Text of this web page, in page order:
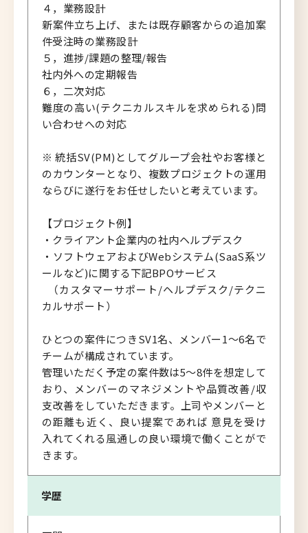
４，業務設計
新案件立ち上げ、または既存顧客からの追加案
件受注時の業務設計
５，進捗/課題の整理/報告
社内外への定期報告
６，二次対応
難度の高い(テクニカルスキルを求められる)問
い合わせへの対応
※ 統括SV(PM)としてグループ会社やお客様と
のカウンターとなり、複数プロジェクトの運用
ならびに遂行をお任せしたいと考えています。
【プロジェクト例】
・クライアント企業内の社内ヘルプデスク
・ソフトウェアおよびWebシステム(SaaS系ツ
ールなど)に関する下記BPOサービス
（カスタマーサポート/ヘルプデスク/テクニ
カルサポート）
ひとつの案件につきSV1名、メンバー1～6名で
チームが構成されています。
管理いただく予定の案件数は5～8件を想定して
おり、メンバーのマネジメントや品質改善/収
支改善をしていただきます。上司やメンバーと
の距離も近く、良い提案であれば 意見を受け
入れてくれる風通しの良い環境で働くことがで
きます。
学歴